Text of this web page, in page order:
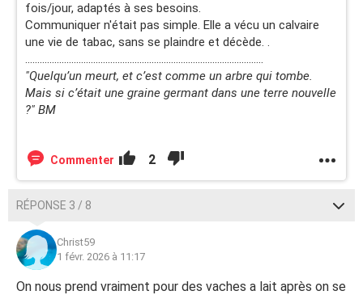
fois/jour, adaptés à ses besoins.
Communiquer n'était pas simple. Elle a vécu un calvaire
une vie de tabac, sans se plaindre et décède. .
..................................................................................................
"Quelqu’un meurt, et c’est comme un arbre qui tombe.
Mais si c’était une graine germant dans une terre nouvelle
?" BM
Commenter 2
RÉPONSE 3 / 8
Christ59
1 févr. 2026 à 11:17
On nous prend vraiment pour des vaches a lait après on se